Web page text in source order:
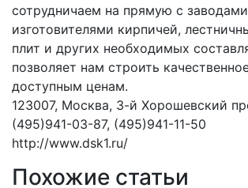
сотрудничаем на прямую с заводами
изготовителями кирпичей,
плит и других необходимых
позволяет нам строить
доступным ценам.
123007, Москва, 3-й Хорошевский
(495)941-03-87, (495)941-11-50
http://www.dsk1.ru/
Похожие статьи